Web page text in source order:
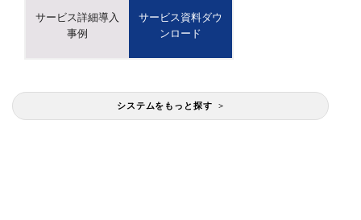
サービス詳細導入
事例
サービス資料ダウ
ンロード
システムをもっと探す >